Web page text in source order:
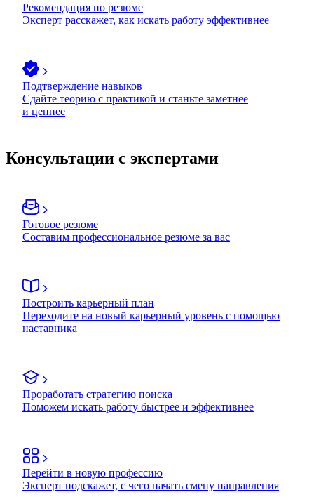
Рекомендация по резюме
Эксперт расскажет, как искать работу эффективнее
Подтверждение навыков
Сдайте теорию с практикой и станьте заметнее
и ценнее
Консультации с экспертами
Готовое резюме
Составим профессиональное резюме за вас
Построить карьерный план
Переходите на новый карьерный уровень с помощью
наставника
Проработать стратегию поиска
Поможем искать работу быстрее и эффективнее
Перейти в новую профессию
Эксперт подскажет, с чего начать смену направления